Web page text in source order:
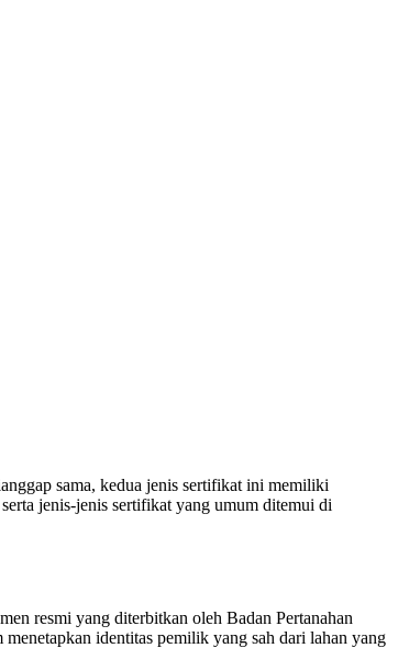
sama, kedua jenis sertifikat ini memiliki
jenis-jenis sertifikat yang umum ditemui di
resmi yang diterbitkan oleh Badan Pertanahan
identitas pemilik yang sah dari lahan yang